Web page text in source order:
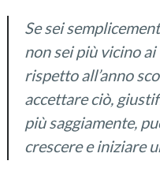
Se sei
non sei più vicino ai
rispetto all’anno
accettare ciò,
più saggiamente,
crescere e iniziare